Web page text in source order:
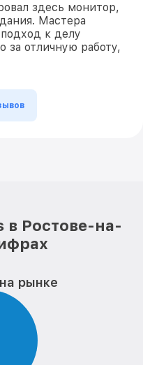
здесь монитор,
Мастера
к делу
за отличную работу,
в Ростове-на-
рынке